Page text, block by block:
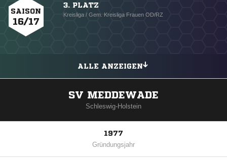
SAISON
16/17
3. PLATZ
Kreisliga / Gem. Kreisliga Frauen OD/RZ
ALLE ANZEIGEN
SV MEDDEWADE
Schleswig-Holstein
1977
Gründungsjahr